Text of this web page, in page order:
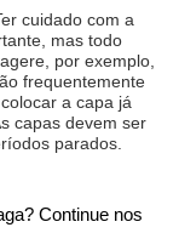
cuidado com a
mas todo
por exemplo,
frequentemente
a capa já
capas devem ser
parados.
Continue nos